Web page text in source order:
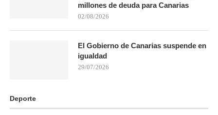
millones de deuda para Canarias
02/08/2026
El Gobierno de Canarias suspende en
igualdad
29/07/2026
Deporte